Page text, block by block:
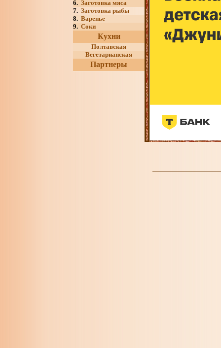
6. Заготовка мяса
7. Заготовка рыбы
8. Варенье
9. Соки
Кухни
Полтавская
Вегетарианская
Партнеры